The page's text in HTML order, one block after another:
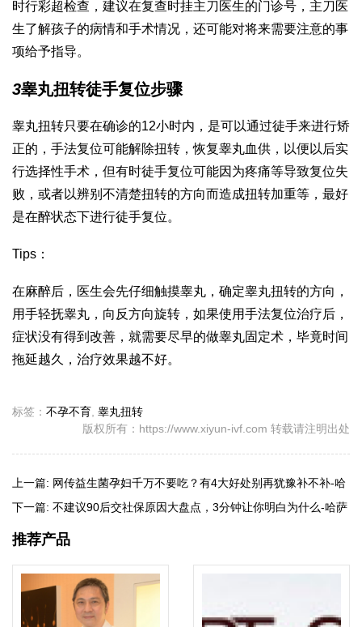
时行彩超检查，建议在复查时挂主刀医生的门诊号，主刀医
生了解孩子的病情和手术情况，还可能对将来需要注意的事
项给予指导。
3睾丸扭转徒手复位步骤
睾丸扭转只要在确诊的12小时内，是可以通过徒手来进行矫
正的，手法复位可能解除扭转，恢复睾丸血供，以便以后实
行选择性手术，但有时徒手复位可能因为疼痛等导致复位失
败，或者以辨别不清楚扭转的方向而造成扭转加重等，最好
是在醉状态下进行徒手复位。
Tips：
在麻醉后，医生会先仔细触摸睾丸，确定睾丸扭转的方向，
用手轻抚睾丸，向反方向旋转，如果使用手法复位治疗后，
症状没有得到改善，就需要尽早的做睾丸固定术，毕竟时间
拖延越久，治疗效果越不好。
标签： 不孕不育, 睾丸扭转
版权所有：https://www.xiyun-ivf.com 转载请注明出处
上一篇: 网传益生菌孕妇千万不要吃？有4大好处别再犹豫补不补-哈
萨克斯坦试管婴儿
下一篇: 不建议90后交社保原因大盘点，3分钟让你明白为什么-哈萨
克斯坦试管婴儿
推荐产品